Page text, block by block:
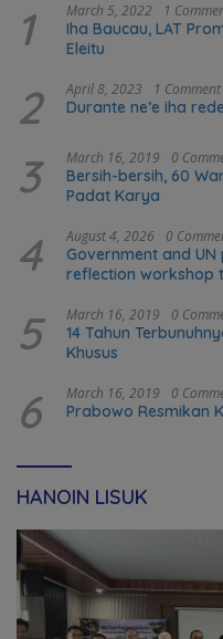
1 March 5, 2022 1
Iha Baucau, LAT
Eleitu
2 April 8, 2023 1 Comment
Durante ne’e iha
3 March 16, 2019 0
Bersih-bersih, 60
Padat Karya
4 August 4, 2026 0
Government and
reflection workshop
5 March 16, 2019 0
14 Tahun
Khusus
6 March 16, 2019 0
Prabowo Resmikan
HANOIN LISUK